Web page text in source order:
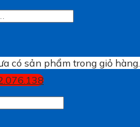
có sản phẩm trong giỏ hàng.